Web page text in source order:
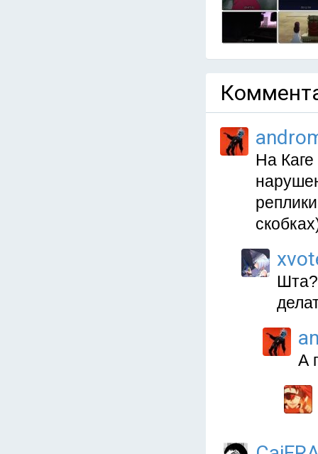
На
А